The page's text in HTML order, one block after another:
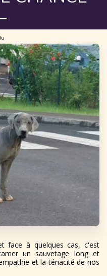
face à quelques cas, c'est
un sauvetage long et
et la ténacité de nos